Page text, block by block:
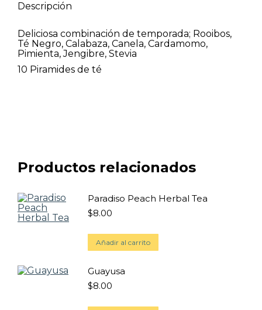
Descripción
Deliciosa combinación de temporada; Rooibos,
Té Negro, Calabaza, Canela, Cardamomo,
Pimienta, Jengibre, Stevia
10 Piramides de té
Productos relacionados
Paradiso Peach Herbal Tea
$8.00
Añadir al carrito
Guayusa
$8.00